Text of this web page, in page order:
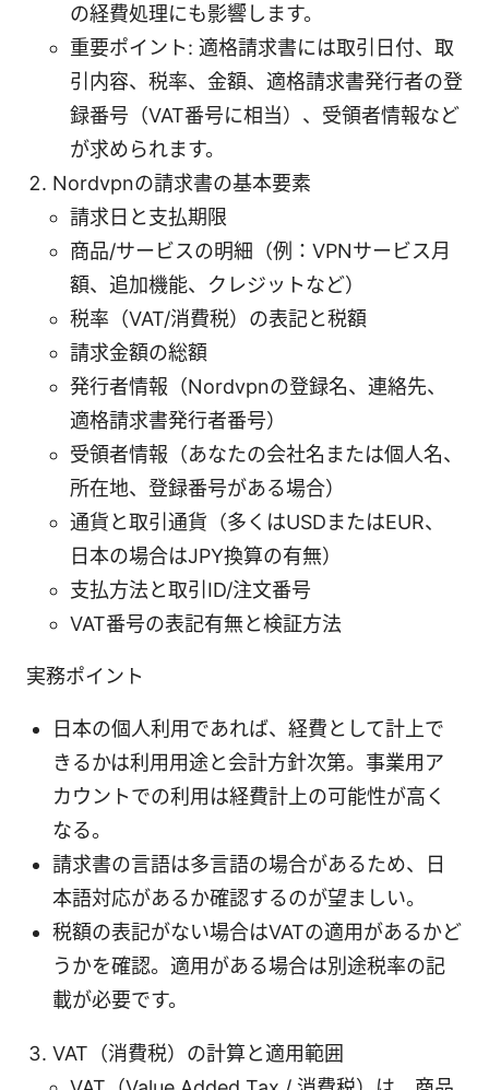
の経費処理にも影響します。
重要ポイント: 適格請求書には取引日付、取
引内容、税率、金額、適格請求書発行者の登
録番号（VAT番号に相当）、受領者情報など
が求められます。
Nordvpnの請求書の基本要素
請求日と支払期限
商品/サービスの明細（例：VPNサービス月
額、追加機能、クレジットなど）
税率（VAT/消費税）の表記と税額
請求金額の総額
発行者情報（Nordvpnの登録名、連絡先、
適格請求書発行者番号）
受領者情報（あなたの会社名または個人名、
所在地、登録番号がある場合）
通貨と取引通貨（多くはUSDまたはEUR、
日本の場合はJPY換算の有無）
支払方法と取引ID/注文番号
VAT番号の表記有無と検証方法
実務ポイント
日本の個人利用であれば、経費として計上で
きるかは利用用途と会計方針次第。事業用ア
カウントでの利用は経費計上の可能性が高く
なる。
請求書の言語は多言語の場合があるため、日
本語対応があるか確認するのが望ましい。
税額の表記がない場合はVATの適用があるかど
うかを確認。適用がある場合は別途税率の記
載が必要です。
VAT（消費税）の計算と適用範囲